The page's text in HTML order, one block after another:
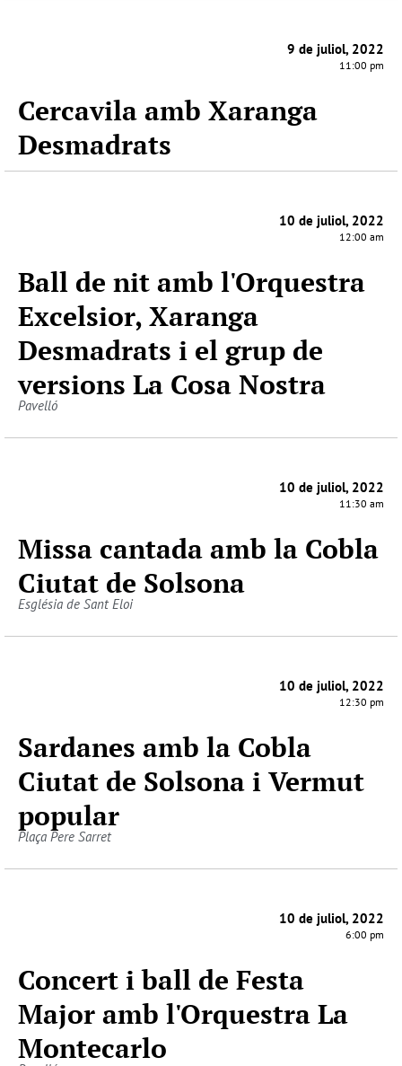
9 de juliol, 2022
11:00 pm
Cercavila amb Xaranga
Desmadrats
10 de juliol, 2022
12:00 am
Ball de nit amb l'Orquestra
Excelsior, Xaranga
Desmadrats i el grup de
versions La Cosa Nostra
Pavelló
10 de juliol, 2022
11:30 am
Missa cantada amb la Cobla
Ciutat de Solsona
Església de Sant Eloi
10 de juliol, 2022
12:30 pm
Sardanes amb la Cobla
Ciutat de Solsona i Vermut
popular
Plaça Pere Sarret
10 de juliol, 2022
6:00 pm
Concert i ball de Festa
Major amb l'Orquestra La
Montecarlo